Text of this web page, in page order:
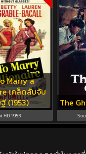
Marry a
เคล็ดลับจับ
(1953)
HD 1953
The